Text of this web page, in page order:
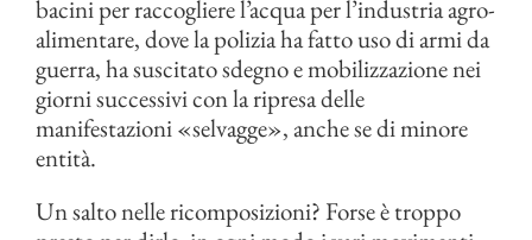
bacini per raccogliere l’acqua per l’industria agro-
alimentare, dove la polizia ha fatto uso di armi da
guerra, ha suscitato sdegno e mobilizzazione nei
giorni successivi con la ripresa delle
manifestazioni «selvagge», anche se di minore
entità.
Un salto nelle ricomposizioni? Forse è troppo